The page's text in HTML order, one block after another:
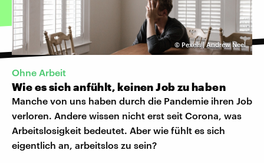
© Pexels | Andrew Neel
Ohne Arbeit
Wie es sich anfühlt, keinen Job zu haben
Manche von uns haben durch die Pandemie ihren Job
verloren. Andere wissen nicht erst seit Corona, was
Arbeitslosigkeit bedeutet. Aber wie fühlt es sich
eigentlich an, arbeitslos zu sein?